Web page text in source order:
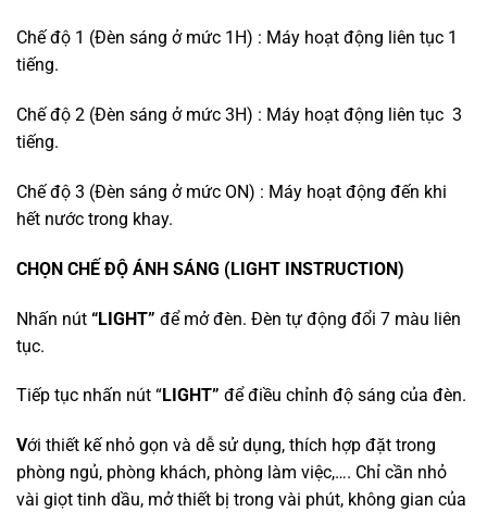
Chế độ 1 (Đèn sáng ở mức 1H) : Máy hoạt động liên tục 1
tiếng.
Chế độ 2 (Đèn sáng ở mức 3H) : Máy hoạt động liên tục 3
tiếng.
Chế độ 3 (Đèn sáng ở mức ON) : Máy hoạt động đến khi
hết nước trong khay.
CHỌN CHẾ ĐỘ ÁNH SÁNG (LIGHT INSTRUCTION)
Nhấn nút “LIGHT” để mở đèn. Đèn tự động đổi 7 màu liên
tục.
Tiếp tục nhấn nút “LIGHT” để điều chỉnh độ sáng của đèn.
Với thiết kế nhỏ gọn và dễ sử dụng, thích hợp đặt trong
phòng ngủ, phòng khách, phòng làm việc,…. Chỉ cần nhỏ
vài giọt tinh dầu, mở thiết bị trong vài phút, không gian của